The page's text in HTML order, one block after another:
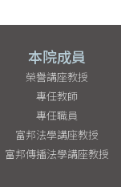
本院成員
榮譽講座教授
專任教師
專任職員
富邦法學講座教授
富邦傳播法學講座教授